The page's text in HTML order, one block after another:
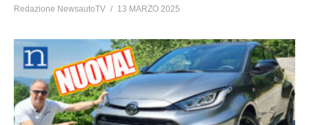
Redazione NewsautoTV 13 MARZO 2025